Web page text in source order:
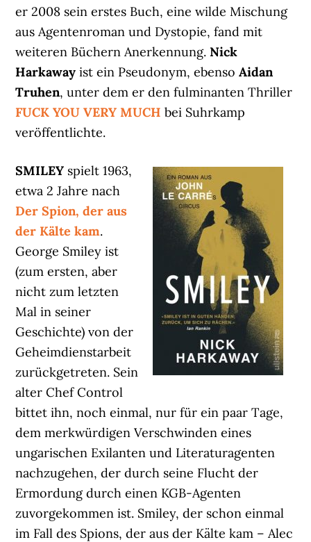
er 2008 sein erstes Buch, eine wilde Mischung
aus Agentenroman und Dystopie, fand mit
weiteren Büchern Anerkennung.Nick
Harkaway ist ein Pseudonym, ebensoAidan
Truhen, unter dem er den fulminanten Thriller
FUCK YOU VERY MUCH bei Suhrkamp
veröffentlichte.
SMILEY spielt 1963,
etwa 2 Jahre nach
Der Spion, der aus
der Kälte kam.
George Smiley ist
(zum ersten, aber
nicht zum letzten
Mal in seiner
Geschichte) von der
Geheimdienstarbeit
zurückgetreten. Sein
alter Chef Control
bittet ihn, noch einmal, nur für ein paar Tage,
dem merkwürdigen Verschwinden eines
ungarischen Exilanten und Literaturagenten
nachzugehen, der durch seine Flucht der
Ermordung durch einen KGB-Agenten
zuvorgekommen ist. Smiley, der schon einmal
im Fall des Spions, der aus der Kälte kam – Alec